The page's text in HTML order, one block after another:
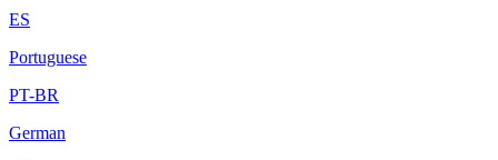
ES
Portuguese
PT-BR
German